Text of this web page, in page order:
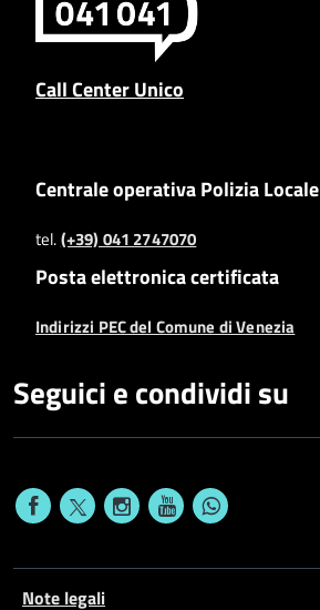
Call Center Unico
Centrale operativa Polizia Locale
tel.(+39) 041 2747070
Posta elettronica certificata
Indirizzi PEC del Comune di Venezia
Seguici e condividi su
Note legali